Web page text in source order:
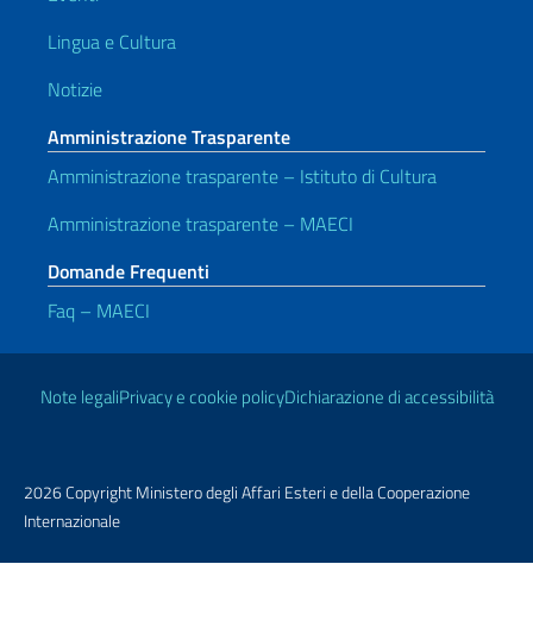
Lingua e Cultura
Notizie
Amministrazione Trasparente
Amministrazione trasparente – Istituto di Cultura
Amministrazione trasparente – MAECI
Domande Frequenti
Faq – MAECI
Link Utili
Note legaliPrivacy e cookie policyDichiarazione di accessibilità
2026 Copyright Ministero degli Affari Esteri e della Cooperazione
Internazionale